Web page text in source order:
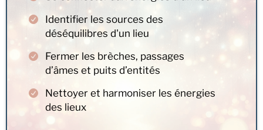
Identifier les sources des
déséquilibres d'un lieu
Fermer les brèches, passages
d’âmes et puits d’entités
Nettoyer et harmoniser les énergies
des lieux